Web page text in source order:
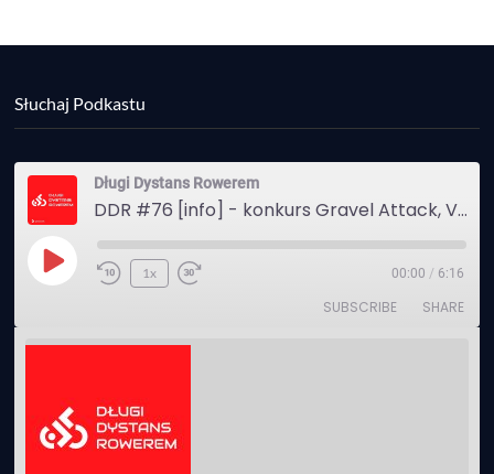
Słuchaj Podkastu
Długi Dystans Rowerem
DDR #76 [info] - konkurs Gravel Attack, Varmia Gravel, Bike Expo, Inspire India Ultra Race
Play
1x 00:00 / 6:16
SUBSCRIBE SHARE